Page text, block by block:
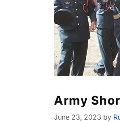
Army
June 23, 2023 by